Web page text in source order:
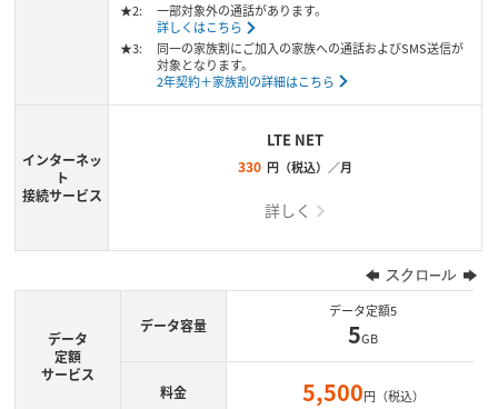
★2:
一部対象外の通話があります。
詳しくはこちら
★3:
同一の家族割にご加入の家族への通話およびSMS送信が
対象となります。
2年契約＋家族割の詳細はこちら
インターネッ
ト
接続サービス
LTE NET
330 円（税込）／月
詳しく
データ
定額
サービス
データ容量
データ定額5
5GB
料金 5,500円（税込）